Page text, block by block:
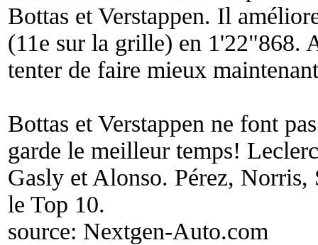
Bottas et Verstappen. Il
(11e sur la grille) en 1'22"868.
tenter de faire mieux
Bottas et Verstappen ne font
garde le meilleur temps!
Gasly et Alonso. Pérez,
le Top 10.
source: Nextgen-Auto.com